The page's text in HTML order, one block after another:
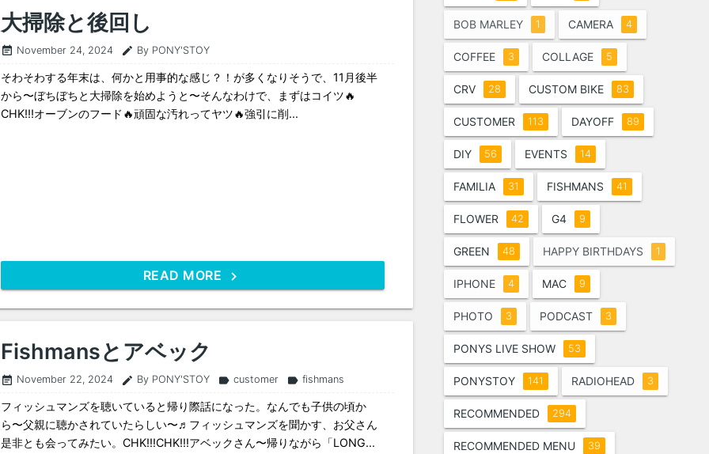
大掃除と後回し
event_note November 24, 2024 edit By PONY'STOY
そわそわする年末は、何かと用事的な感じ？！が多くなりそうで、11月後半
から〜ぼちぼちと大掃除を始めようと〜そんなわけで、まずはコイツ🔥
CHK!!!オーブンのフード🔥頑固な汚れってヤツ🔥強引に削...
READ MORE
Fishmansとアベック
event_note November 22, 2024 edit By PONY'STOY label customer label fishmans
フィッシュマンズを聴いていると帰り際話になった。なんでも子供の頃か
ら〜父親に聴かされていたらしい〜♬フィッシュマンズを聞かす、お父さん
是非とも会ってみたい。CHK!!!CHK!!!アベックさん〜帰りながら「LONG...
BOB MARLEY 1 CAMERA 4
COFFEE 3 COLLAGE 5
CRV 28 CUSTOM BIKE 83
CUSTOMER 113 DAYOFF 89
DIY 56 EVENTS 14
FAMILIA 31 FISHMANS 41
FLOWER 42 G4 9
GREEN 48 HAPPY BIRTHDAYS 1
IPHONE 4 MAC 9
PHOTO 3 PODCAST 3
PONYS LIVE SHOW 53
PONYSTOY 141 RADIOHEAD 3
RECOMMENDED 294
RECOMMENDED MENU 39